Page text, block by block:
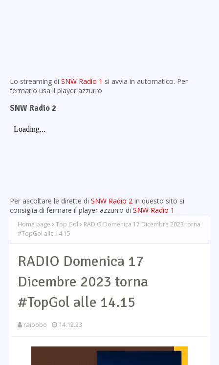
Lo streaming di SNW Radio 1 si avvia in automatico. Per
fermarlo usa il player azzurro
SNW Radio 2
Per ascoltare le dirette di SNW Radio 2 in questo sito si
consiglia di fermare il player azzurro di SNW Radio 1
Home page Top Gol
RADIO Domenica 17 Dicembre 2023 torna
#TopGol alle 14.15
RADIO Domenica 17
Dicembre 2023 torna
#TopGol alle 14.15
raibobo 14.12.23